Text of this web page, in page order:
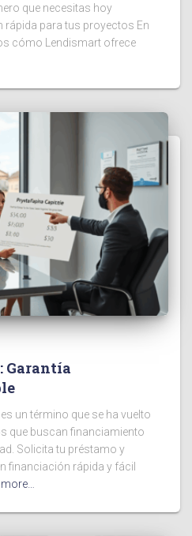
que necesitas hoy
para tus proyectos En
cómo Lendismart ofrece
Garantía
un término que se ha vuelto
que buscan financiamiento
Solicita tu préstamo y
financiación rápida y fácil
more…